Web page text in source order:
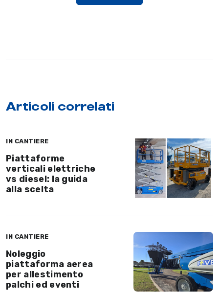
Articoli correlati
IN CANTIERE
Piattaforme
verticali elettriche
vs diesel: la guida
alla scelta
IN CANTIERE
Noleggio
piattaforma aerea
per allestimento
palchi ed eventi